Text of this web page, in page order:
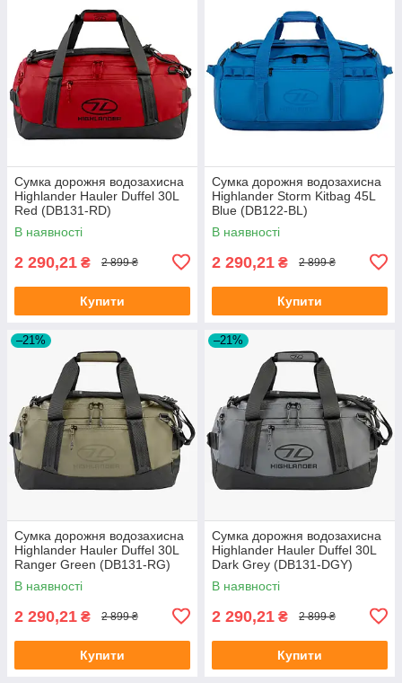
Сумка дорожня водозахисна
Highlander Hauler Duffel 30L
Red (DB131-RD)
В наявності
2 290,21 ₴ 2 899 ₴
Купити
Сумка дорожня водозахисна
Highlander Storm Kitbag 45L
Blue (DB122-BL)
В наявності
2 290,21 ₴ 2 899 ₴
Купити
–21%
Сумка дорожня водозахисна
Highlander Hauler Duffel 30L
Ranger Green (DB131-RG)
В наявності
2 290,21 ₴ 2 899 ₴
Купити
–21%
Сумка дорожня водозахисна
Highlander Hauler Duffel 30L
Dark Grey (DB131-DGY)
В наявності
2 290,21 ₴ 2 899 ₴
Купити